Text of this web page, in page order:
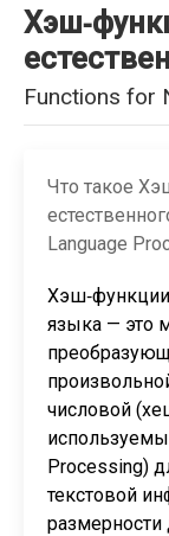
Functions for
Что такое
Language
Хэш‑функции
языка — это
числовой
Processing)
текстовой
размерности